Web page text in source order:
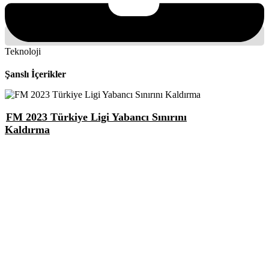
Teknoloji
Şanslı İçerikler
FM 2023 Türkiye Ligi Yabancı Sınırını
Kaldırma